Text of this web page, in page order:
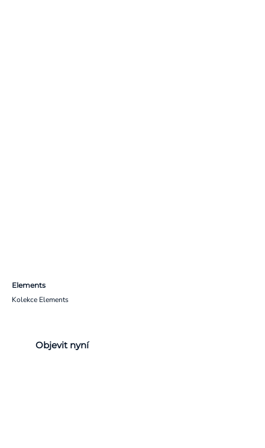
Elements
Kolekce Elements
Objevit nyní